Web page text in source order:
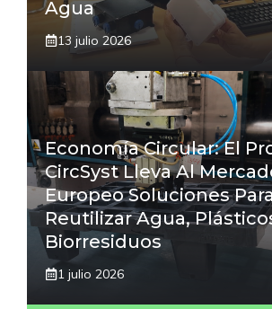
Agua
13 julio 2026
Economía Circular: El
CircSyst Lleva Al
Europeo Soluciones
Reutilizar Agua,
Biorresiduos
1 julio 2026